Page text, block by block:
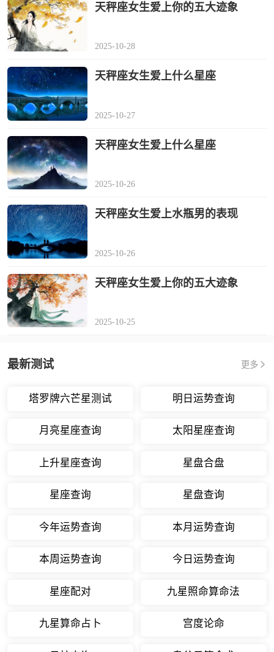
天秤座女生爱上你的五大迹象
2025-10-28
天秤座女生爱上什么星座
2025-10-27
天秤座女生爱上什么星座
2025-10-26
天秤座女生爱上水瓶男的表现
2025-10-26
天秤座女生爱上你的五大迹象
2025-10-25
最新测试 更多
塔罗牌六芒星测试 明日运势查询
月亮星座查询 太阳星座查询
上升星座查询 星盘合盘
星座查询 星盘查询
今年运势查询 本月运势查询
本周运势查询 今日运势查询
星座配对 九星照命算命法
九星算命占卜 宫度论命